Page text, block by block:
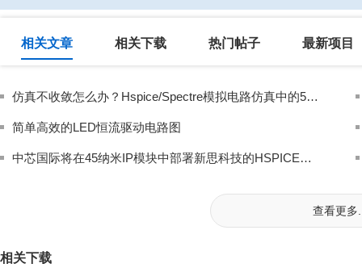
相关文章 相关下载 热门帖子 最新项目
仿真不收敛怎么办？Hspice/Spectre模拟电路仿真中的5大收敛难题破解指南
简单高效的LED恒流驱动电路图
中芯国际将在45纳米IP模块中部署新思科技的HSPICE仿真器
查看更多
相关下载